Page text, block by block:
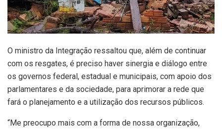
O ministro da Integração ressaltou que, além de continuar
com os resgates, é preciso haver sinergia e diálogo entre
os governos federal, estadual e municipais, com apoio dos
parlamentares e da sociedade, para aprimorar a rede que
fará o planejamento e a utilização dos recursos públicos.
“Me preocupo mais com a forma de nossa organização,